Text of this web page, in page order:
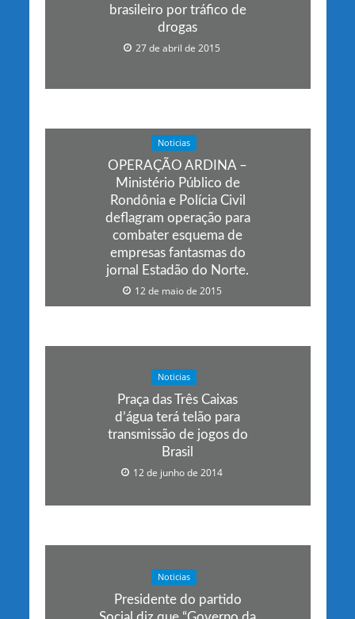
brasileiro por tráfico de
drogas
27 de abril de 2015
Noticias
OPERAÇÃO ARDINA –
Ministério Público de
Rondônia e Polícia Civil
deflagram operação para
combater esquema de
empresas fantasmas do
jornal Estadão do Norte.
12 de maio de 2015
Noticias
Praça das Três Caixas
d’água terá telão para
transmissão de jogos do
Brasil
12 de junho de 2014
Noticias
Presidente do partido